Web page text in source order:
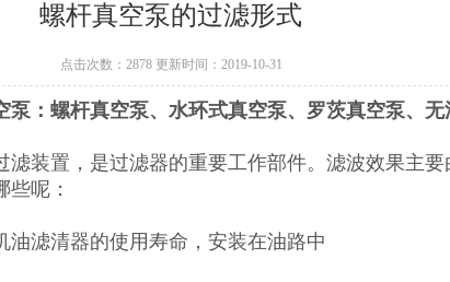
螺杆真空泵的过滤形式
点击次数：2878 更新时间：2019-10-31
：螺杆真空泵、水环式真空泵、罗茨真空泵、
装置，是过滤器的重要工作部件。滤波效果主
呢：
滤清器的使用寿命，安装在油路中